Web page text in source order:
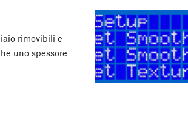
rimovibili e
uno spessore